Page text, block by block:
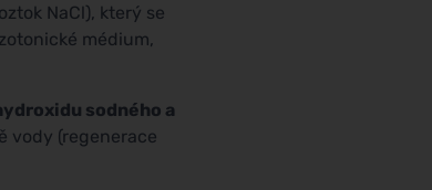
NaCl), který se
médium,
sodného a
vody (regenerace